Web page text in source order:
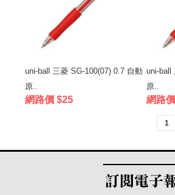
uni-ball 三菱 SG-100(07) 0.7 自動
原..
網路價 $25
uni-ball
原..
網路
1